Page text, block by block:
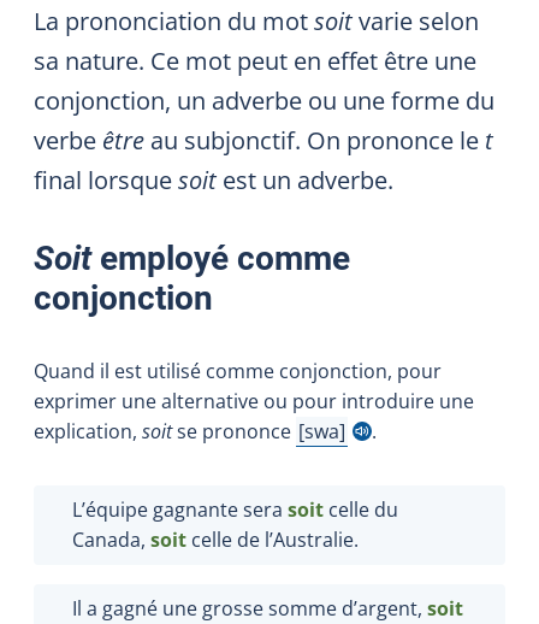
La prononciation du motsoitvarie selon
sa nature. Ce mot peut en effet être une
conjonction, un adverbe ou une forme du
verbe être au subjonctif. On prononce le t
final lorsquesoit est un adverbe.
Soitemployé comme
conjonction
Quand il est utilisé comme conjonction, pour
exprimer une alternative ou pour introduire une
explication, soitse prononce swa
Afficher l'infobulle
.
L’équipe gagnante sera soit celle du
Canada, soit celle de l’Australie.
Il a gagné une grosse somme d’argent, soit